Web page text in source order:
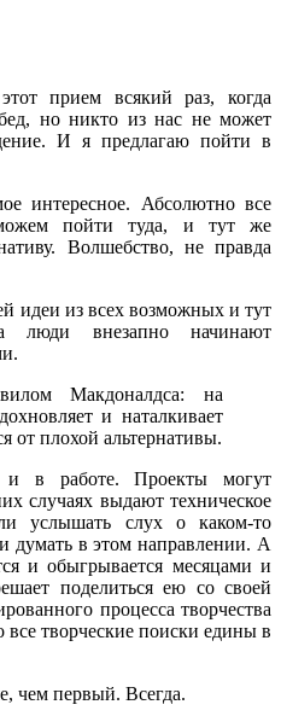
прием всякий раз, когда
но никто из нас не может
И я предлагаю пойти в
интересное. Абсолютно все
пойти туда, и тут же
Волшебство, не правда
идеи из всех возможных и тут
люди внезапно начинают
Макдоналдса: на
и наталкивает
от плохой альтернативы.
в работе. Проекты могут
случаях выдают техническое
услышать слух о каком-то
думать в этом направлении. А
и обыгрывается месяцами и
поделиться ею со своей
процесса творчества
творческие поиски едины в
чем первый. Всегда.